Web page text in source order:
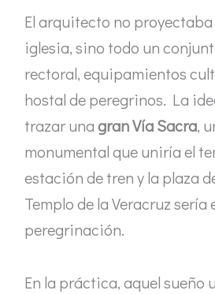
El arquitecto no
iglesia, sino todo un
rectoral, equipamientos
hostal de peregrinos. La
trazar unagran Vía Sacra,
monumental que uniría el
estación de tren y la plaza
Templo de la Veracruz sería
peregrinación.
En la práctica, aquel sueño